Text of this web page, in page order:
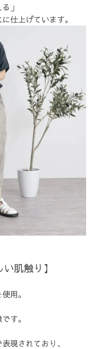
」
仕上げています。
肌触り】
用。
す。
現されており、